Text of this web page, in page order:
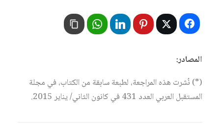
المصادر:
(*) نُشرت هذه المراجعة، لطبعة سابقة من الكتاب، في مجلة
المستقبل العربي العدد 431 في كانون الثاني/ يناير 2015.